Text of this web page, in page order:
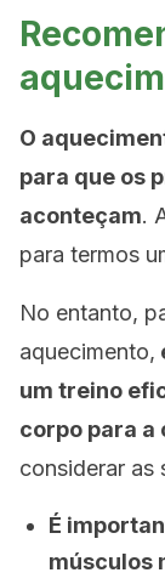
O
para que os
aconteçam.
para termos
No entanto,
aquecimento,
um treino
corpo para a
considerar as
É
músculos